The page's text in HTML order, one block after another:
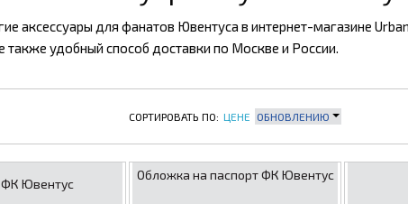
аксессуары для фанатов Ювентуса в интернет-магазине
удобный способ доставки по Москве и России.
СОРТИРОВАТЬ ПО: ЦЕНЕ ОБНОВЛЕНИЮ
ФК Ювентус
Обложка на паспорт ФК Ювентус